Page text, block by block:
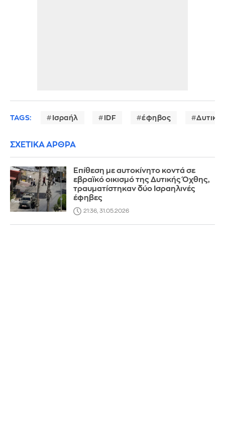
TAGS: Ισραήλ IDF έφηβος
ΣΧΕΤΙΚΑ ΑΡΘΡΑ
Επίθεση με αυτοκίνητο κοντά σε
εβραϊκό οικισμό της Δυτικής Όχθης,
τραυματίστηκαν δύο Ισραηλινές
έφηβες
21:36, 31.05.2026